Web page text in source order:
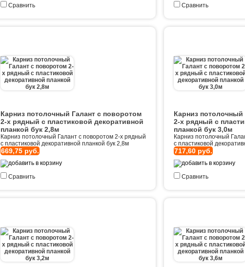
Сравнить Сравнить
Карниз потолочный Галант с поворотом
2-х рядный с пластиковой декоративной
планкой бук 2,8м
Карниз потолочный Галант с поворотом 2-х рядный
с пластиковой декоративной планкой бук 2,8м
669,75 руб.
Сравнить
Карниз
2-х рядный с
планкой бук 3,0м
Карниз потолочный
с пластиковой
717,60 руб.
Сравнить